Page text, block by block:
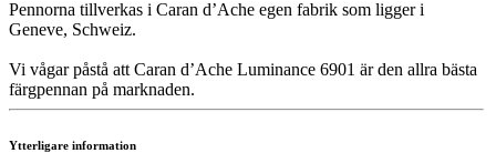
Pennorna tillverkas i Caran d’Ache egen fabrik som ligger i
Geneve, Schweiz.
Vi vågar påstå att Caran d’Ache Luminance 6901 är den allra bästa
färgpennan på marknaden.
Ytterligare information